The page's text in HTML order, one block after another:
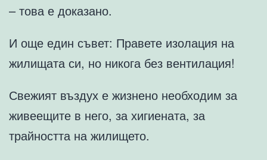
– това е доказано.
И още един съвет: Правете изолация на
жилищата си, но никога без вентилация!
Свежият въздух е жизнено необходим за
живеещите в него, за хигиената, за
трайността на жилището.